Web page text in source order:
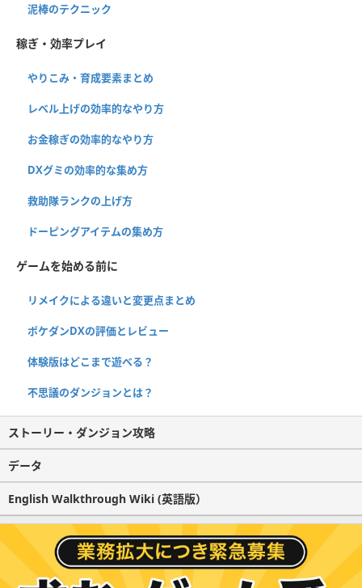
泥棒のテクニック
稼ぎ・効率プレイ
やりこみ・育成要素まとめ
レベル上げの効率的なやり方
お金稼ぎの効率的なやり方
DXグミの効率的な集め方
救助隊ランクの上げ方
ドーピングアイテムの集め方
ゲームを始める前に
リメイクによる違いと変更点まとめ
ポケダンDXの評価とレビュー
体験版はどこまで遊べる？
不思議のダンジョンとは？
ストーリー・ダンジョン攻略
データ
English Walkthrough Wiki (英語版）